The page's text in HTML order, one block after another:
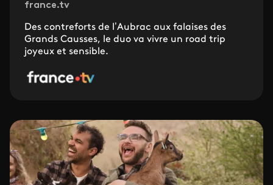
france.tv
Des contreforts de l’Aubrac aux falaises des
Grands Causses, le duo va vivre un road trip
joyeux et sensible.